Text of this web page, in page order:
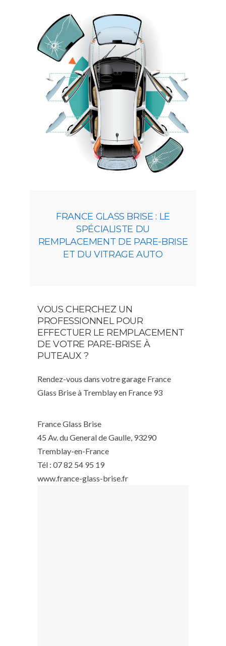
FRANCE GLASS BRISE : LE
SPÉCIALISTE DU
REMPLACEMENT DE PARE-BRISE
ET DU VITRAGE AUTO
VOUS CHERCHEZ UN
PROFESSIONNEL POUR
EFFECTUER LE REMPLACEMENT
DE VOTRE PARE-BRISE À
PUTEAUX ?
Rendez-vous dans votre garage France
Glass Brise à Tremblay en France 93
France Glass Brise
45 Av. du General de Gaulle, 93290
Tremblay-en-France
Tél : 07 82 54 95 19
www.france-glass-brise.fr